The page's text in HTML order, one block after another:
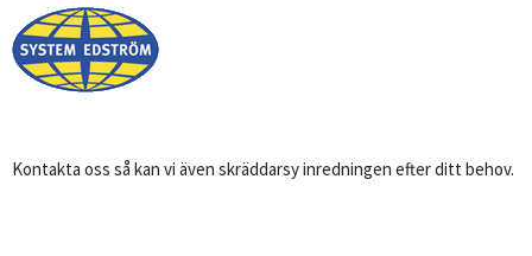
Kontakta oss så kan vi även skräddarsy inredningen efter ditt behov.